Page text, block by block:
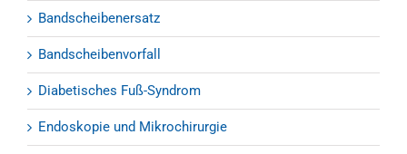
Bandscheibenersatz
Bandscheibenvorfall
Diabetisches Fuß-Syndrom
Endoskopie und Mikrochirurgie